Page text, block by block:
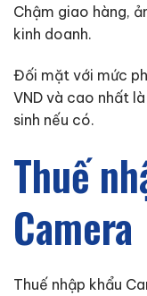
Chậm giao hàng,
kinh doanh.
Đối mặt với mức
VND và cao nhất
sinh nếu có.
Thuế
Camera
Thuế nhập khẩu